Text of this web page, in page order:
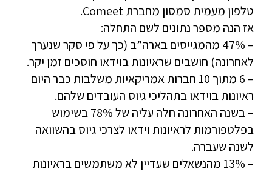
טלפון מעמית סמסון מחברת Comeet.
אז הנה מספר נתונים לשם התחלה:
– 47% מהמגייסים בארה”ב (כך על פי סקר שנערך
לאחרונה) חושבים שראיונות בוידאו חוסכים זמן יקר.
– 6 מתוך 10 חברות אמריקאיות משלבות כבר היום
ראיונות בוידאו בתהליכי גיוס העובדים שלהם.
– בשנה האחרונה חלה עליה של 78% בשימוש
בפלטפורמות לראיונות וידאו לצרכי גיוס בהשוואה
לשנה שעברה.
– 13% מהנשאלים שעדיין לא משתמשים בראיונות